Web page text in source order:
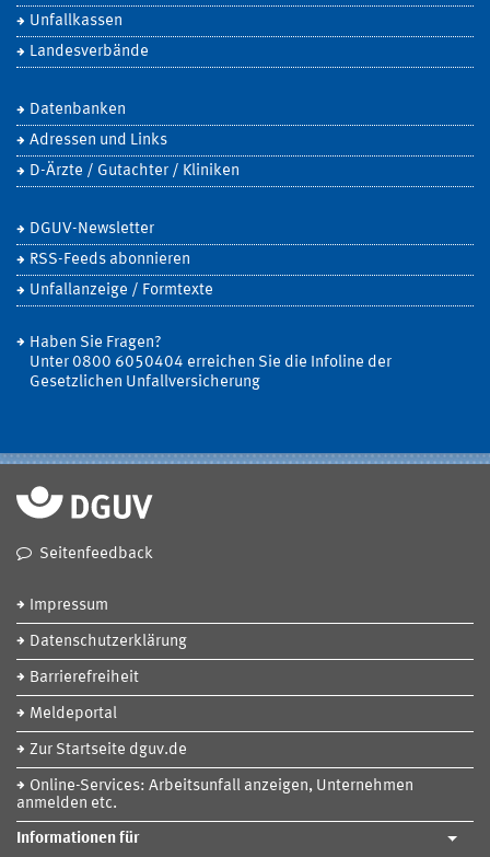
Unfallkassen
Landesverbände
Datenbanken
Adressen und Links
D-Ärzte / Gutachter / Kliniken
DGUV-Newsletter
RSS-Feeds abonnieren
Unfallanzeige / Formtexte
Haben Sie Fragen?
Unter 0800 6050404 erreichen Sie die Infoline der
Gesetzlichen Unfallversicherung
Seitenfeedback
Impressum
Datenschutzerklärung
Barrierefreiheit
Meldeportal
Zur Startseite dguv.de
Online-Services: Arbeitsunfall anzeigen, Unternehmen
anmelden etc.
Informationen für